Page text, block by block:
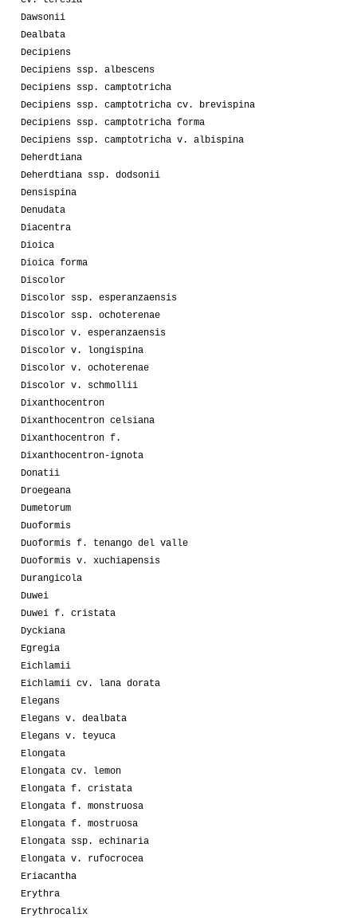
Dawsonii
Dealbata
Decipiens
Decipiens ssp. albescens
Decipiens ssp. camptotricha
Decipiens ssp. camptotricha cv. brevispina
Decipiens ssp. camptotricha forma
Decipiens ssp. camptotricha v. albispina
Deherdtiana
Deherdtiana ssp. dodsonii
Densispina
Denudata
Diacentra
Dioica
Dioica forma
Discolor
Discolor ssp. esperanzaensis
Discolor ssp. ochoterenae
Discolor v. esperanzaensis
Discolor v. longispina
Discolor v. ochoterenae
Discolor v. schmollii
Dixanthocentron
Dixanthocentron celsiana
Dixanthocentron f.
Dixanthocentron-ignota
Donatii
Droegeana
Dumetorum
Duoformis
Duoformis f. tenango del valle
Duoformis v. xuchiapensis
Durangicola
Duwei
Duwei f. cristata
Dyckiana
Egregia
Eichlamii
Eichlamii cv. lana dorata
Elegans
Elegans v. dealbata
Elegans v. teyuca
Elongata
Elongata cv. lemon
Elongata f. cristata
Elongata f. monstruosa
Elongata f. mostruosa
Elongata ssp. echinaria
Elongata v. rufocrocea
Eriacantha
Erythra
Erythrocalix